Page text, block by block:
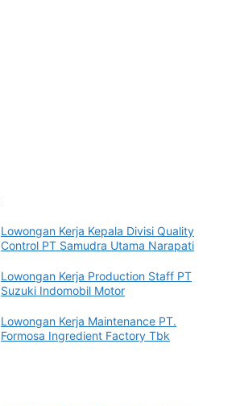
Lowongan Kerja Kepala Divisi Quality
Control PT Samudra Utama Narapati
Lowongan Kerja Production Staff PT
Suzuki Indomobil Motor
Lowongan Kerja Maintenance PT.
Formosa Ingredient Factory Tbk